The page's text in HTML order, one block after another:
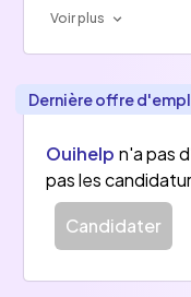
Voir plus
Dernière offre
Ouihelp n'a pas
pas les
Candidater